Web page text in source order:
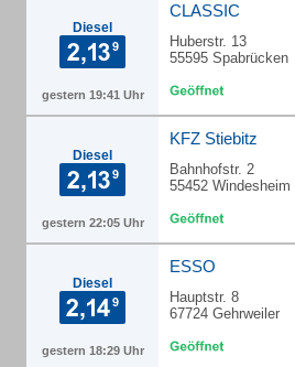
Diesel
gestern 19:41 Uhr
CLASSIC
Huberstr. 13
55595 Spabrücken
Diesel
gestern 22:05 Uhr
KFZ Stiebitz
Bahnhofstr. 2
55452 Windesheim
Diesel
gestern 18:29 Uhr
ESSO
Hauptstr. 8
67724 Gehrweiler